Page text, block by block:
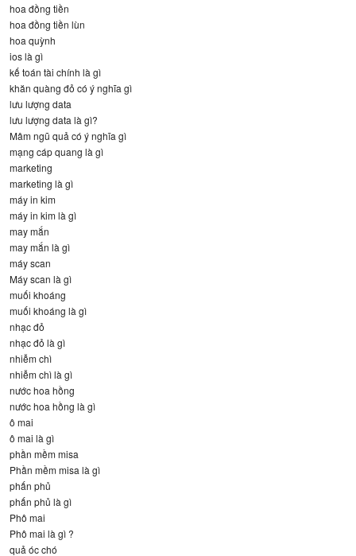
hoa đồng tiền
hoa đồng tiền lùn
hoa quỳnh
ios là gì
kế toán tài chính là gì
khăn quàng đỏ có ý nghĩa gì
lưu lượng data
lưu lượng data là gì?
Mâm ngũ quả có ý nghĩa gì
mạng cáp quang là gì
marketing
marketing là gì
máy in kim
máy in kim là gì
may mắn
may mắn là gì
máy scan
Máy scan là gì
muối khoáng
muối khoáng là gì
nhạc đỏ
nhạc đỏ là gì
nhiễm chì
nhiễm chì là gì
nước hoa hồng
nước hoa hồng là gì
ô mai
ô mai là gì
phần mềm misa
Phần mềm misa là gì
phấn phủ
phấn phủ là gì
Phô mai
Phô mai là gì ?
quả óc chó